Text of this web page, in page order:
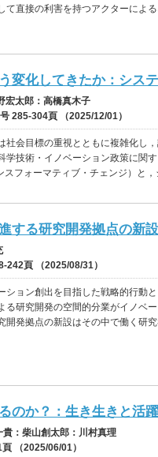
て直接の利害を持つアクターによ
変化してきたか：シス
宏太郎：高橋真木子
285-304頁 （2025/12/01）
社会目標の重視とともに複雑化し
学技術・イノベーション政策に関
スフォーマティブ・チェンジ）と
する研究開発拠点の新
242頁 （2025/08/31）
ション創出を目指した戦略的行動
る研究開発の空間的分業がイノベ
開発拠点の新設はその中で働く研
のか？：生き生きと活
：柴山創太郎：川村真理
（2025/06/01）